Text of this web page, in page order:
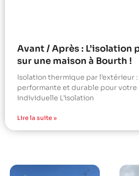
Avant / Après : L’isolation
sur une maison à Bourth !
Isolation thermique par l’extérieur
performante et durable pour votre
individuelle L’isolation
Lire la suite »